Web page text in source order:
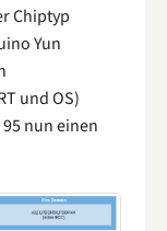
Chiptyp
Yun
und OS)
nun einen